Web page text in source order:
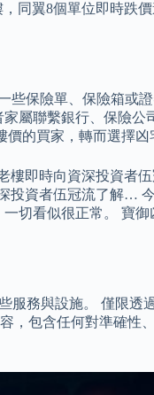
同翼8個單位即時跌
保險單、保險箱或
屬聯繫銀行、保險
的買家，轉而選擇凶
即時向資深投資者
投資者伍冠流了解…
切看似很正常。 寶
務與設施。 僅限透
，包含任何對準確性